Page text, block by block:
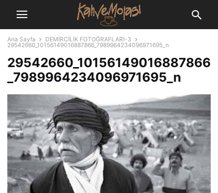
Ana Sayfa
DEMİRCİLİK FOTOĞRAFLARI-3
29542660_10156149016887866_7989964234096971695_n
29542660_10156149016887866
_7989964234096971695_n